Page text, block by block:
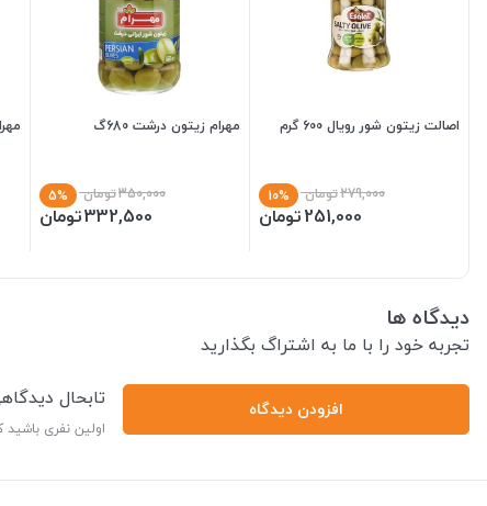
اصالت زیتون شور رویال 600 گرم
279,000تومان 10%
251,000تومان
مهرام زیتون درشت 680گ
350,000تومان 5%
332,500تومان
دیدگاه ها
تجربه خود را با ما به اشتراگ بگذارید
افزودن دیدگاه تابحال
اولین نفری